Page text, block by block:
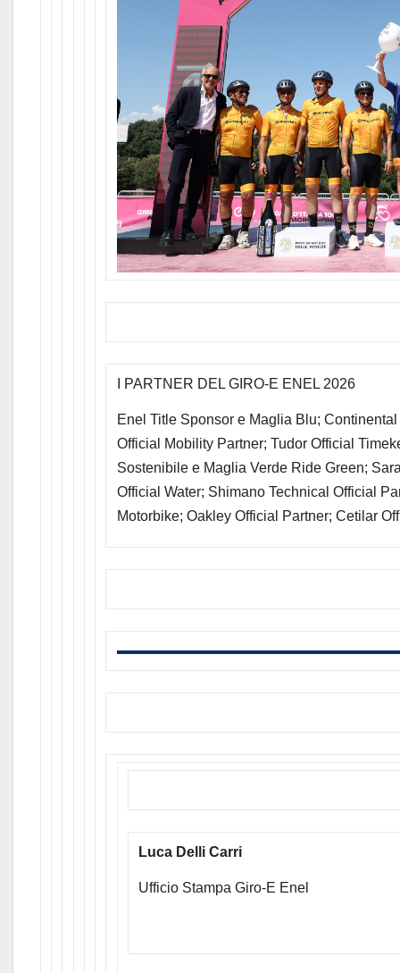
I PARTNER DEL GIRO-E ENEL 2026
Enel Title Sponsor e Maglia Blu;
Official Mobility Partner; Tudor Official
Sostenibile e Maglia Verde Ride Green;
Official Water; Shimano Technical Official
Motorbike; Oakley Official Partner; Cetilar
Luca Delli Carri
Ufficio Stampa Giro-E Enel